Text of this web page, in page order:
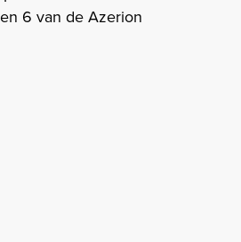
6 van de Azerion